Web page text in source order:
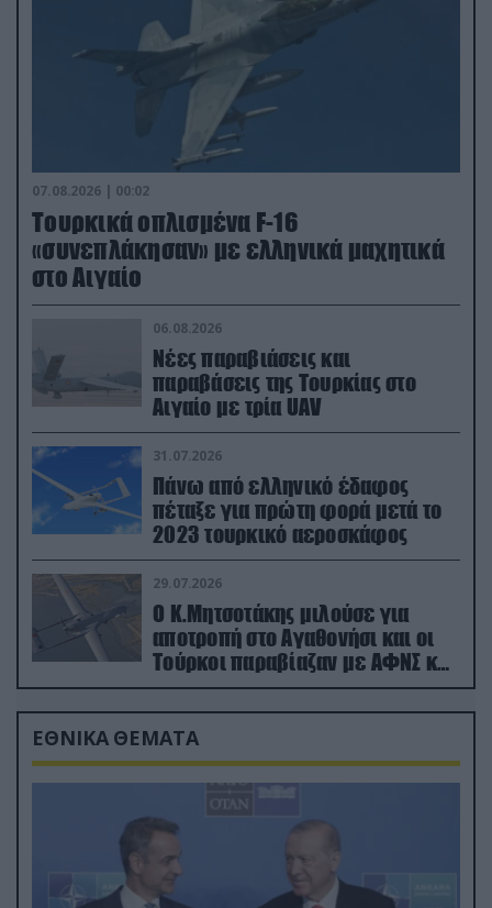
07.08.2026 | 00:02
Τουρκικά οπλισμένα F-16
«συνεπλάκησαν» με ελληνικά μαχητικά
στο Αιγαίο
06.08.2026
Νέες παραβιάσεις και
παραβάσεις της Τουρκίας στο
Αιγαίο με τρία UAV
31.07.2026
Πάνω από ελληνικό έδαφος
πέταξε για πρώτη φορά μετά το
2023 τουρκικό αεροσκάφος
29.07.2026
Ο Κ.Μητσοτάκης μιλούσε για
αποτροπή στο Αγαθονήσι και οι
Τούρκοι παραβίαζαν με ΑΦΝΣ και
drone
ΕΘΝΙΚΑ ΘΕΜΑΤΑ